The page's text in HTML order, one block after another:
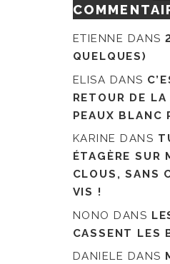
ETIENNE DANS
QUELQUES)
ELISA DANS
RETOUR DE LA
PEAUX BLANC
KARINE DANS
ÉTAGÈRE SUR
CLOUS, SANS
VIS !
NONO DANS
CASSENT LES
DANIELE DANS